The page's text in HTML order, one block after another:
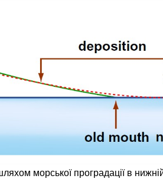
морської проградації в нижній